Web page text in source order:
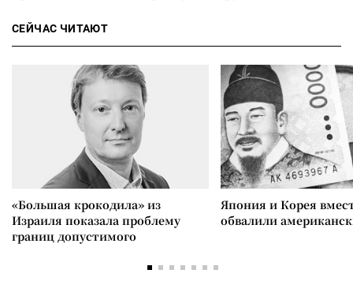
СЕЙЧАС ЧИТАЮТ
«Большая крокодила» из
Израиля показала проблему
границ допустимого
Япония и Корея
обвалили